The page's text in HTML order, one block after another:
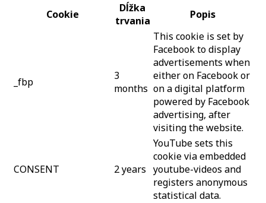
Cookie
Dĺžka
trvania
Popis
_fbp
3
months
This cookie is set by
Facebook to display
advertisements when
either on Facebook or
on a digital platform
powered by Facebook
advertising, after
visiting the website.
CONSENT 2 years
YouTube sets this
cookie via embedded
youtube-videos and
registers anonymous
statistical data.